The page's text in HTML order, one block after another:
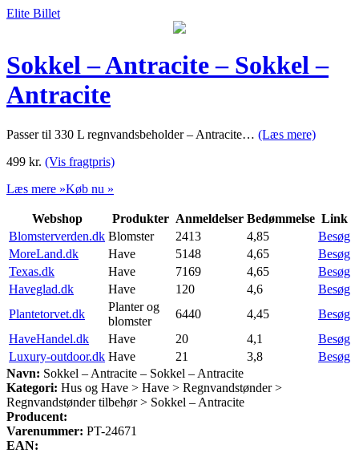
Elite Billet
Sokkel – Antracite – Sokkel –
Antracite
Passer til 330 L regnvandsbeholder – Antracite… (Læs mere)
499 kr. (Vis fragtpris)
Læs mere »Køb nu »
Webshop Produkter Anmeldelser Bedømmelse Link
Blomsterverden.dk Blomster 2413 4,85
Besøg
MoreLand.dk
Have 5148 4,65
Besøg
Texas.dk
Have 7169 4,65
Besøg
Haveglad.dk
Have 120 4,6
Besøg
Plantetorvet.dk
Planter og
blomster
6440 4,45
Besøg
HaveHandel.dk
Have 20 4,1
Besøg
Luxury-outdoor.dk Have 21 3,8
Besøg
Navn: Sokkel – Antracite – Sokkel – Antracite
Kategori: Hus og Have > Have > Regnvandstønder >
Regnvandstønder tilbehør > Sokkel – Antracite
Producent:
Varenummer: PT-24671
EAN: